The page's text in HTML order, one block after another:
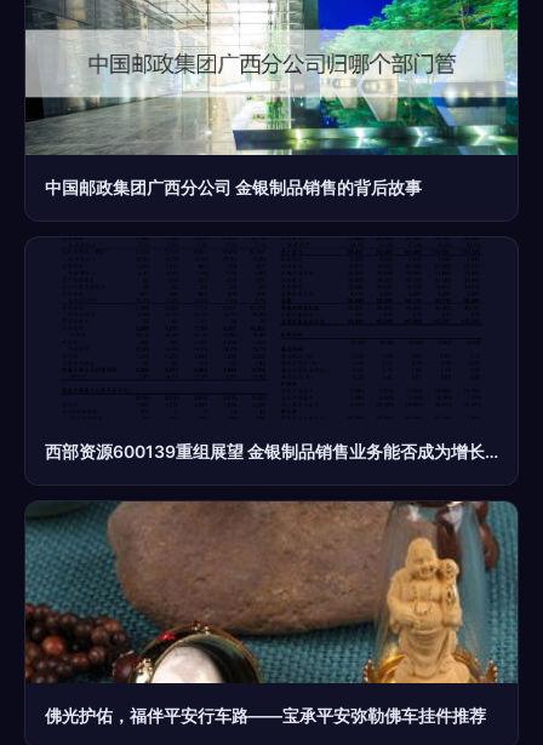
中国邮政集团广西分公司 金银制品销售的背后故事
西部资源600139重组展望 金银制品销售业务能否成为增长新引擎？
佛光护佑，福伴平安行车路——宝承平安弥勒佛车挂件推荐